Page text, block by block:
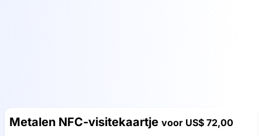
Metalen NFC-visitekaartje voor US$ 72,00